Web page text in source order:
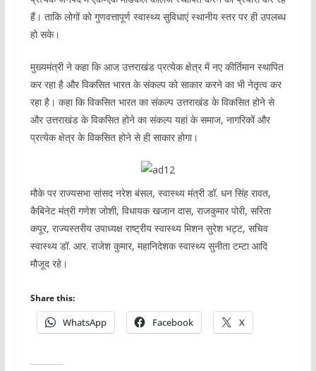
हैं। ताकि लोगों को गुणवत्तापूर्ण स्वास्थ्य सुविधाएं स्थानीय स्तर पर ही उपलब्ध
हो सके।
मुख्यमंत्री ने कहा कि आज उत्तराखंड प्रत्येक क्षेत्र में नए कीर्तिमान स्थापित
कर रहा है और विकसित भारत के संकल्प को साकार करने का भी नेतृत्व कर
रहा है। कहा कि विकसित भारत का संकल्प उत्तराखंड के विकसित होने से
और उत्तराखंड के विकसित होने का संकल्प यहां के समाज, नागरिकों और
प्रत्येक क्षेत्र के विकसित होने से ही साकार होगा।
मौके पर राज्यसभा सांसद नरेश बंसल, स्वास्थ्य मंत्री डॉ. धन सिंह रावत,
कैबिनेट मंत्री गणेश जोशी, विधायक खजान दास, राजकुमार पोरी, सरिता
कपूर, राज्यस्तरीय उपाध्यक्ष राष्ट्रीय स्वास्थ्य मिशन सुरेश भट्ट, सचिव
स्वास्थ्य डॉ. आर. राजेश कुमार, महानिदेशक स्वास्थ्य सुनीता टम्टा आदि
मौजूद रहे।
Share this:
WhatsApp Facebook X